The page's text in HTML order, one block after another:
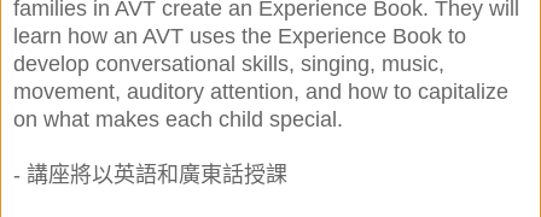
families in AVT create an Experience Book. They will
learn how an AVT uses the Experience Book to
develop conversational skills, singing, music,
movement, auditory attention, and how to capitalize
on what makes each child special.
- 講座將以英語和廣東話授課